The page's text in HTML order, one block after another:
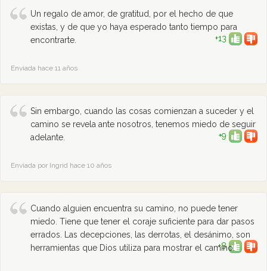
Un regalo de amor, de gratitud, por el hecho de que
existas, y de que yo haya esperado tanto tiempo para
encontrarte.
+13
Enviada hace 11 años
Sin embargo, cuando las cosas comienzan a suceder y el
camino se revela ante nosotros, tenemos miedo de seguir
adelante.
+9
Enviada por Ingrid hace 10 años
Cuando alguien encuentra su camino, no puede tener
miedo. Tiene que tener el coraje suficiente para dar pasos
errados. Las decepciones, las derrotas, el desánimo, son
herramientas que Dios utiliza para mostrar el camino.
+8